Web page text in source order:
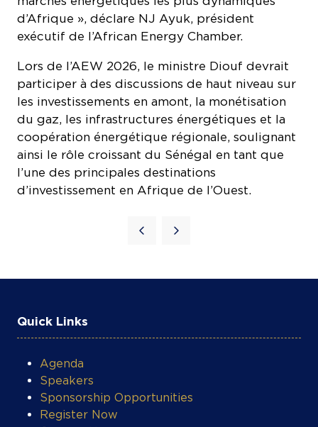
d’Afrique », déclare NJ Ayuk, président
exécutif de l’African Energy Chamber.
participer à des discussions de haut niveau sur
les investissements en amont, la monétisation
du gaz, les infrastructures énergétiques et la
coopération énergétique régionale, soulignant
ainsi le rôle croissant du Sénégal en tant que
l’une des principales destinations
d’investissement en Afrique de l’Ouest.
Speakers
Sponsorship Opportunities
Register Now
Contact Us
COOKIE SETTINGS